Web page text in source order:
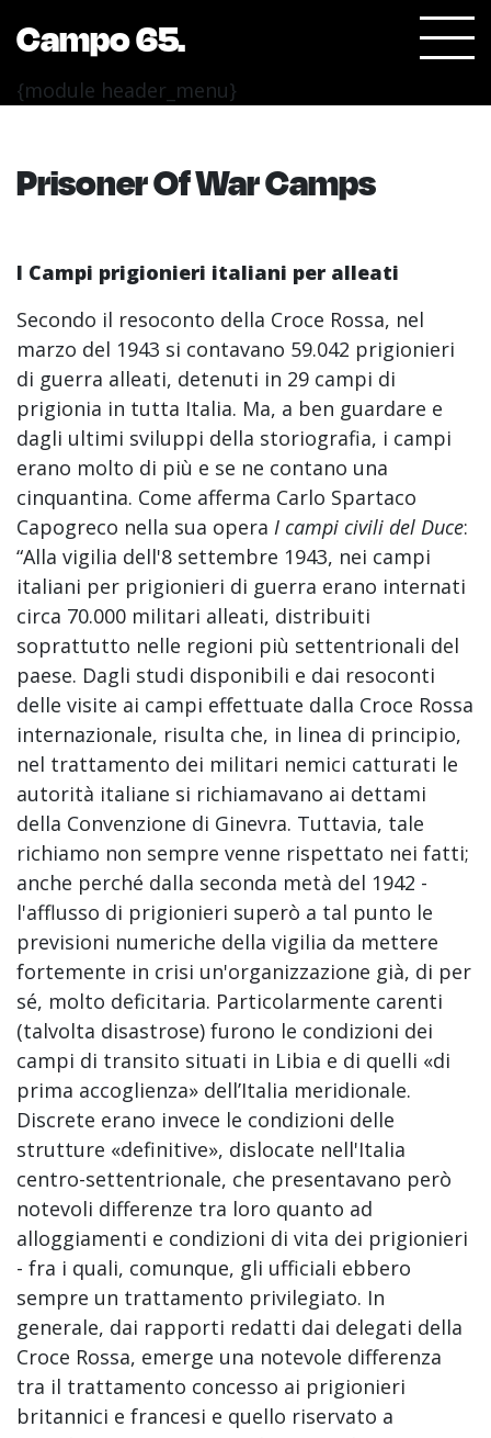
Campo 65.
{module header_menu}
Prisoner Of War Camps
I Campi prigionieri italiani per alleati
Secondo il resoconto della Croce Rossa, nel
marzo del 1943 si contavano 59.042 prigionieri
di guerra alleati, detenuti in 29 campi di
prigionia in tutta Italia. Ma, a ben guardare e
dagli ultimi sviluppi della storiografia, i campi
erano molto di più e se ne contano una
cinquantina. Come afferma Carlo Spartaco
Capogreco nella sua opera I campi civili del Duce:
“Alla vigilia dell'8 settembre 1943, nei campi
italiani per prigionieri di guerra erano internati
circa 70.000 militari alleati, distribuiti
soprattutto nelle regioni più settentrionali del
paese. Dagli studi disponibili e dai resoconti
delle visite ai campi effettuate dalla Croce Rossa
internazionale, risulta che, in linea di principio,
nel trattamento dei militari nemici catturati le
autorità italiane si richiamavano ai dettami
della Convenzione di Ginevra. Tuttavia, tale
richiamo non sempre venne rispettato nei fatti;
anche perché dalla seconda metà del 1942 -
l'afflusso di prigionieri superò a tal punto le
previsioni numeriche della vigilia da mettere
fortemente in crisi un'organizzazione già, di per
sé, molto deficitaria. Particolarmente carenti
(talvolta disastrose) furono le condizioni dei
campi di transito situati in Libia e di quelli «di
prima accoglienza» dell’Italia meridionale.
Discrete erano invece le condizioni delle
strutture «definitive», dislocate nell'Italia
centro-settentrionale, che presentavano però
notevoli differenze tra loro quanto ad
alloggiamenti e condizioni di vita dei prigionieri
- fra i quali, comunque, gli ufficiali ebbero
sempre un trattamento privilegiato. In
generale, dai rapporti redatti dai delegati della
Croce Rossa, emerge una notevole differenza
tra il trattamento concesso ai prigionieri
britannici e francesi e quello riservato a